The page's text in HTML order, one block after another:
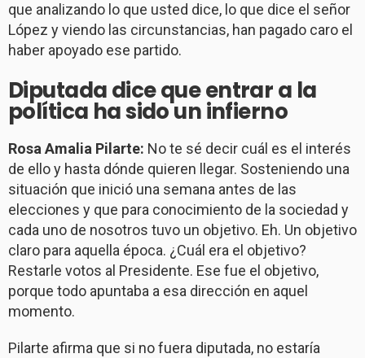
que analizando lo que usted dice, lo que dice el señor
López y viendo las circunstancias, han pagado caro el
haber apoyado ese partido.
Diputada dice que entrar a la
política ha sido un infierno
Rosa Amalia Pilarte: No te sé decir cuál es el interés
de ello y hasta dónde quieren llegar. Sosteniendo una
situación que inició una semana antes de las
elecciones y que para conocimiento de la sociedad y
cada uno de nosotros tuvo un objetivo. Eh. Un objetivo
claro para aquella época. ¿Cuál era el objetivo?
Restarle votos al Presidente. Ese fue el objetivo,
porque todo apuntaba a esa dirección en aquel
momento.
Pilarte afirma que si no fuera diputada, no estaría